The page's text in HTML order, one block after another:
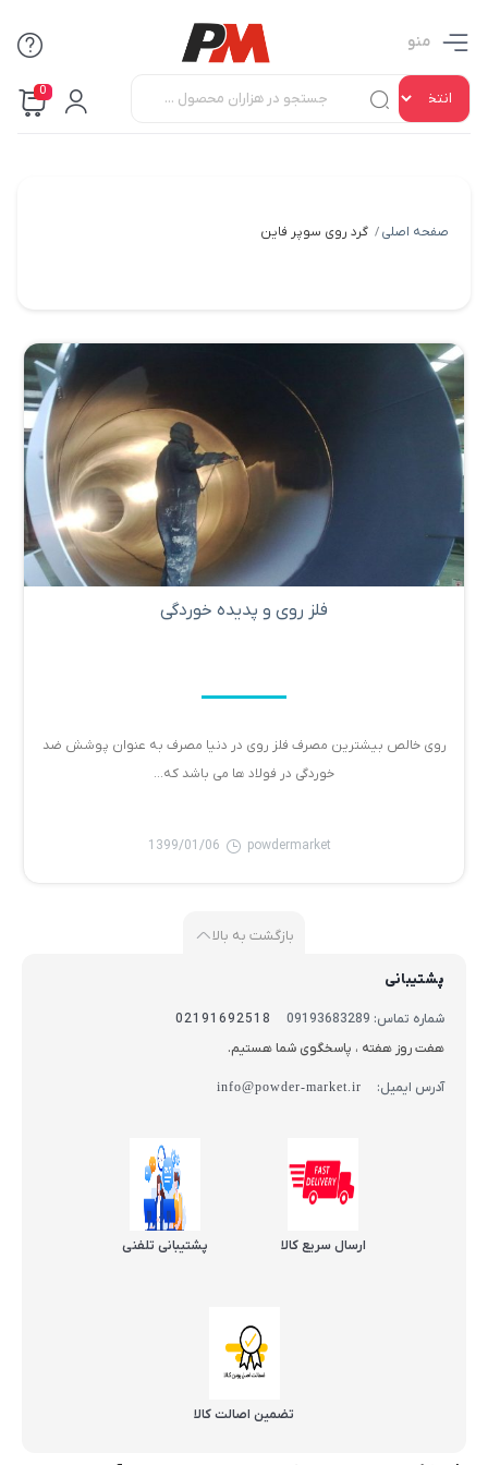
منو
0
صفحه اصلی / گرد روی سوپر فاین
فلز روی و پدیده خوردگی
روی خالص بیشترین مصرف فلز روی در دنیا مصرف به عنوان پوشش ضد
خوردگی در فولاد ها می باشد که...
powdermarket
1399/01/06
بازگشت به بالا
پشتیبانی
شماره تماس: 09193683289
02191692518
هفت روز هفته ، پاسخگوی شما هستیم.
آدرس ایمیل: info@powder-market.ir
ارسال سریع کالا پشتیبانی تلفنی
تضمین اصالت کالا